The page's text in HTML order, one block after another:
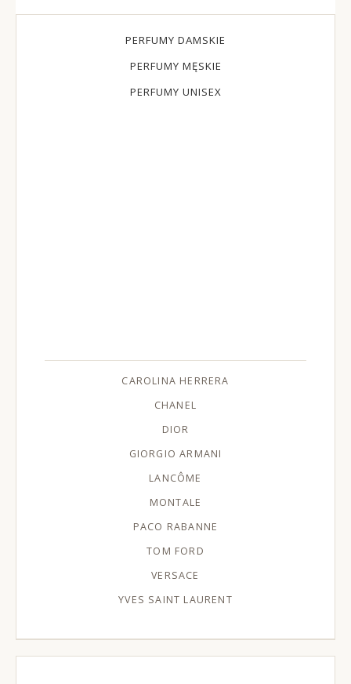
CAROLINA HERRERA
CHANEL
DIOR
GIORGIO ARMANI
LANCÔME
MONTALE
PACO RABANNE
TOM FORD
VERSACE
YVES SAINT LAURENT
PERFUMY DAMSKIE
PERFUMY MĘSKIE
PERFUMY UNISEX